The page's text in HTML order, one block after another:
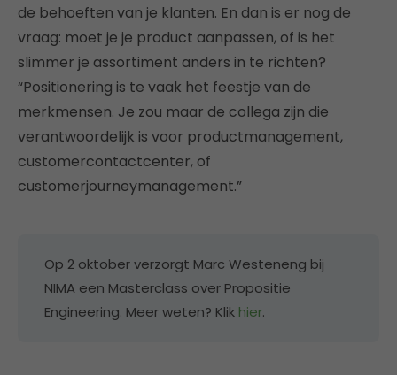
de behoeften van je klanten. En dan is er nog de
vraag: moet je je product aanpassen, of is het
slimmer je assortiment anders in te richten?
“Positionering is te vaak het feestje van de
merkmensen. Je zou maar de collega zijn die
verantwoordelijk is voor productmanagement,
customercontactcenter, of
customerjourneymanagement.”
Op 2 oktober verzorgt Marc Westeneng bij
NIMA een Masterclass over Propositie
Engineering. Meer weten? Klik hier.